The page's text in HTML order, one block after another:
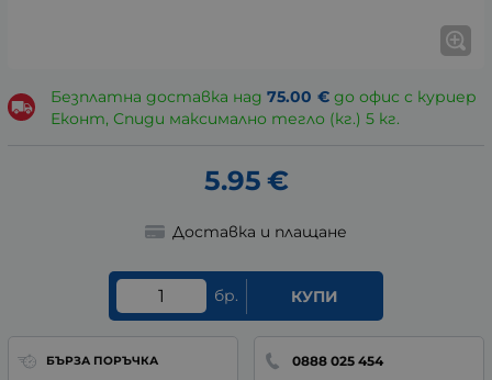
Безплатна доставка над 75.00 €до офис с куриер
Еконт, Спиди максимално тегло (кг.) 5 кг.
5.95 €
Доставка и плащане
бр. КУПИ
БЪРЗА ПОРЪЧКА 0888 025 454